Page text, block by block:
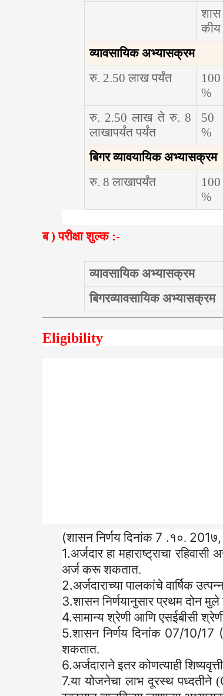
शास
कीय
व्यावसायिक अभ्यासक्रम
रु. 2.50लाख पर्यंत
100
%
रु. 2.50लाख ते रु.8
लाखापर्यंत पर्यंत
50
%
बिगर व्यावयायिक अभ्यासक्रम
रु. 8लाखापर्यंत
100
%
ब ) परीक्षा शुल्क :-
व्यावसायिक अभ्यासक्रम
बिगरव्यावसायिक अभ्यासक्रम
Eligibility
(शासन निर्णय दिनांक 7 .१०. 201७
1.अर्जदार हा महाराष्ट्राचा रहिवासी
अर्ज करू शकतात.
2.अर्जदाराच्या पालकांचे वार्षिक
3.शासन निर्णयानुसार प्रथम दोन
4.सामान्य श्रेणी आणि एसईबीसी
5.शासन निर्णय दिनांक 07/10/17 (
शकतात.
6.अर्जदाराने इतर कोणत्याही
7.या योजनेचा लाभ दूरस्थ पध्दतीने (